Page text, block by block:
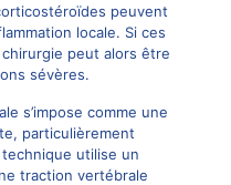
peuvent
locale. Si ces
peut alors être
sévères.
s’impose comme une
particulièrement
utilise un
traction vertébrale